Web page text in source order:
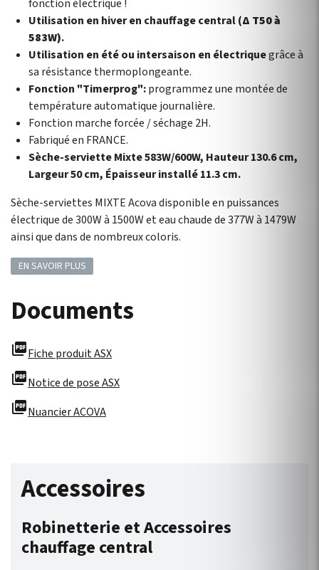
fonction électrique !
Utilisation en hiver en chauffage central (Δ T50 à
583W).
Utilisation en été ou intersaison en électriquegrâce à
sa résistance thermoplongeante.
Fonction "Timerprog":programmez une montée de
température automatique journalière.
Fonction marche forcée / séchage 2H.
Fabriqué en FRANCE.
Sèche-serviette Mixte 583W/600W, Hauteur 130.6 cm,
Largeur 50 cm, Épaisseur installé 11.3 cm.
Sèche-serviettes MIXTE Acova disponible en puissances
électrique de 300W à 1500W et eau chaude de 377W à 1479W
ainsi que dans de nombreux coloris.
EN SAVOIR PLUS
Documents
picture_as_pdfFiche produit ASX
picture_as_pdfNotice de pose ASX
picture_as_pdfNuancier ACOVA
Accessoires
Robinetterie et Accessoires
chauffage central